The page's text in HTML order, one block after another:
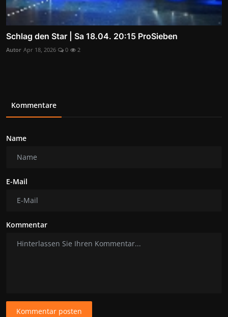
Schlag den Star | Sa 18.04. 20:15 ProSieben
Autor Apr 18, 2026 0 2
Kommentare
Name
E-Mail
Kommentar
Kommentar posten